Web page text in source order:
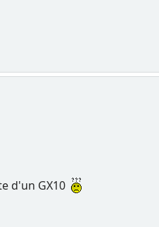
d'un GX10